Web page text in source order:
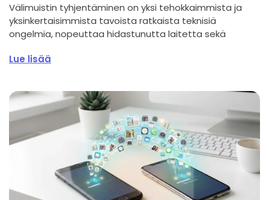
Välimuistin tyhjentäminen on yksi tehokkaimmista ja
yksinkertaisimmista tavoista ratkaista teknisiä
ongelmia, nopeuttaa hidastunutta laitetta sekä
Lue lisää